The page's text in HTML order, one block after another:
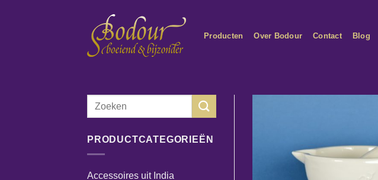
Producten Over Bodour Contact Blog
Zoeken
PRODUCTCATEGORIEËN
Accessoires uit India